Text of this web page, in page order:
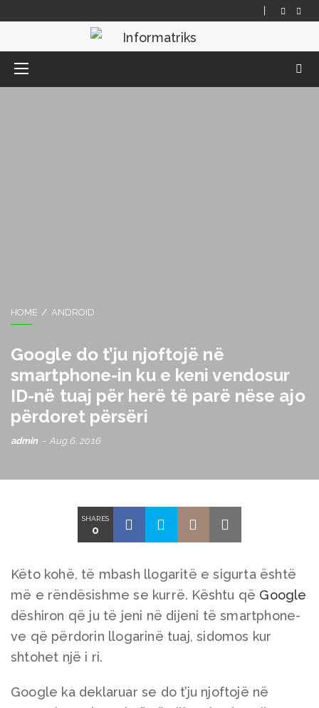
HOME ANDROID
Google do t’ju njoftojë në
smartphone-in ku e keni vendosur
ID-në tuaj për herë të parë nëse ajo
përdoret përsëri
admin Aug 6, 2016
SHARES
0
Këto kohë, të mbash llogaritë e sigurta është
më e rëndësishme se kurrë. Kështu që Google
dëshiron që ju të jeni në dijeni të smartphone-
ve që përdorin llogarinë tuaj, sidomos kur
shtohet një i ri.
Google ka deklaruar se do t’ju njoftojë në